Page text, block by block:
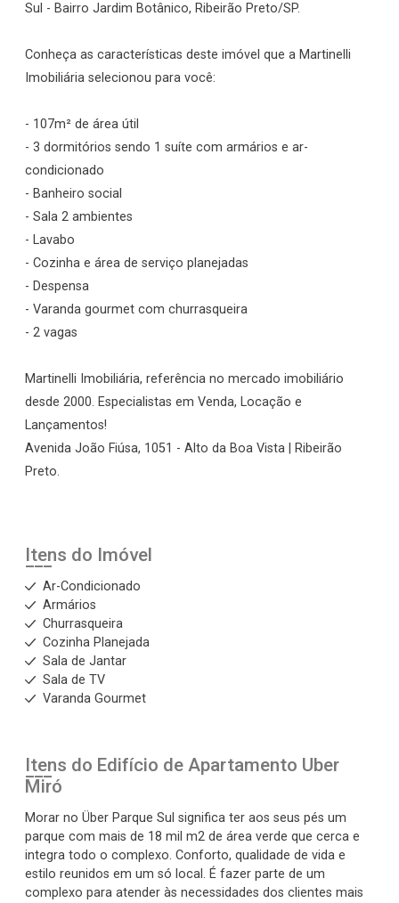
Sul - Bairro Jardim Botânico, Ribeirão Preto/SP.
Conheça as características deste imóvel que a Martinelli
Imobiliária selecionou para você:
- 107m² de área útil
- 3 dormitórios sendo 1 suíte com armários e ar-
condicionado
- Banheiro social
- Sala 2 ambientes
- Lavabo
- Cozinha e área de serviço planejadas
- Despensa
- Varanda gourmet com churrasqueira
- 2 vagas
Martinelli Imobiliária, referência no mercado imobiliário
desde 2000. Especialistas em Venda, Locação e
Lançamentos!
Avenida João Fiúsa, 1051 - Alto da Boa Vista | Ribeirão
Preto.
Itens do Imóvel
Ar-Condicionado
Armários
Churrasqueira
Cozinha Planejada
Sala de Jantar
Sala de TV
Varanda Gourmet
Itens do Edifício de Apartamento Uber
Miró
Morar no Über Parque Sul significa ter aos seus pés um
parque com mais de 18 mil m2 de área verde que cerca e
integra todo o complexo. Conforto, qualidade de vida e
estilo reunidos em um só local. É fazer parte de um
complexo para atender às necessidades dos clientes mais